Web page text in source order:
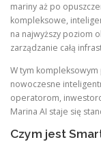
mariny aż po
kompleksowe,
na najwyższy poziom
zarządzanie całą
W tym
nowoczesne
operatorom,
Marina AI staje się
Czym jest